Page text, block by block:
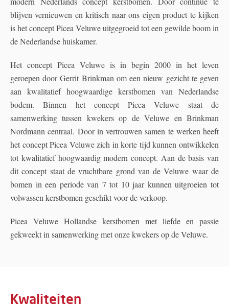
blijven vernieuwen en kritisch naar ons eigen product te kijken
is het concept Picea Veluwe uitgegroeid tot een gewilde boom in
de Nederlandse huiskamer.
Het concept Picea Veluwe is in begin 2000 in het leven
geroepen door Gerrit Brinkman om een nieuw gezicht te geven
aan kwalitatief hoogwaardige kerstbomen van Nederlandse
bodem. Binnen het concept Picea Veluwe staat de
samenwerking tussen kwekers op de Veluwe en Brinkman
Nordmann centraal. Door in vertrouwen samen te werken heeft
het concept Picea Veluwe zich in korte tijd kunnen ontwikkelen
tot kwalitatief hoogwaardig modern concept. Aan de basis van
dit concept staat de vruchtbare grond van de Veluwe waar de
bomen in een periode van 7 tot 10 jaar kunnen uitgroeien tot
volwassen kerstbomen geschikt voor de verkoop.
Picea Veluwe Hollandse kerstbomen met liefde en passie
gekweekt in samenwerking met onze kwekers op de Veluwe.
Kwaliteiten